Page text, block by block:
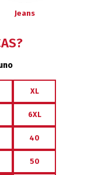
Jeans
XL
6XL
40
50